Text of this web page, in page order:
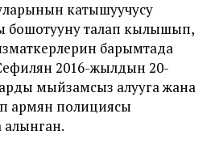
катышуучусу
талап кылышып,
барымтада
2016-жылдын 20-
мыйзамсыз алууга жана
армян полициясы
алынган.